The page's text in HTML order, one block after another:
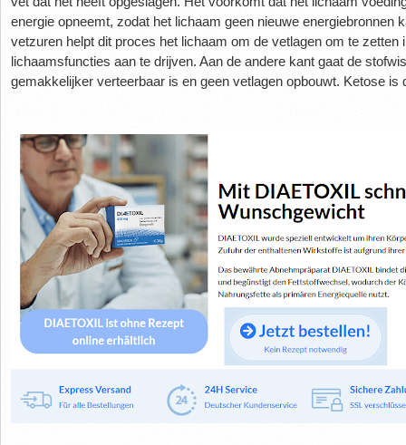
energie opneemt, zodat het lichaam geen nieuwe energiebronnen
vetzuren helpt dit proces het lichaam om de vetlagen om te zetten
lichaamsfuncties aan te drijven. Aan de andere kant gaat de
gemakkelijker verteerbaar is en geen vetlagen opbouwt. Ketose is